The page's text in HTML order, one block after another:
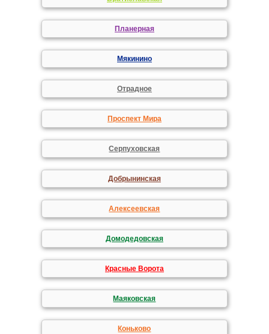
Планерная
Мякинино
Отрадное
Проспект Мира
Серпуховская
Добрынинская
Алексеевская
Домодедовская
Красные Ворота
Маяковская
Коньково